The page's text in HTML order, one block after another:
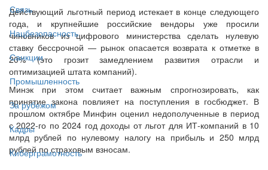
Связь
Нацбезопасность
Санкции
Промышленность
За рубежом
Кадры
Киберграмотность
Действующий льготный период истекает в конце следующего
года, и крупнейшие российские вендоры уже просили
чиновников из цифрового министерства сделать нулевую
ставку бессрочной — рынок опасается возврата к отметке в
20% (это грозит замедлением развития отрасли и
оптимизацией штата компаний).
Минэк при этом считает важным спрогнозировать, как
принятие закона повлияет на поступления в госбюджет. В
прошлом октябре Минфин оценил недополученные в период
с 2022-го по 2024 год доходы от льгот для ИТ-компаний в 10
млрд рублей по нулевому налогу на прибыль и 250 млрд
рублей по страховым взносам.